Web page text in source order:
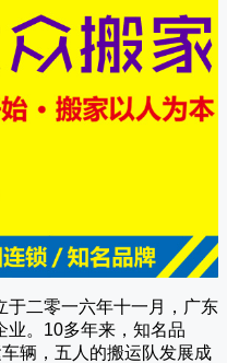
于二零一六年十一月，广东
业。10多年来，知名品
辆，五人的搬运队发展成